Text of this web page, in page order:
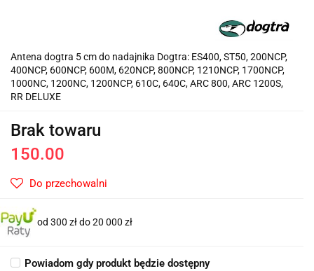
Antena dogtra 5 cm do nadajnika Dogtra: ES400, ST50, 200NCP,
400NCP, 600NCP, 600M, 620NCP, 800NCP, 1210NCP, 1700NCP,
1000NC, 1200NC, 1200NCP, 610C, 640C, ARC 800, ARC 1200S,
RR DELUXE
Brak towaru
150.00
Do przechowalni
od 300 zł do 20 000 zł
Powiadom gdy produkt będzie dostępny